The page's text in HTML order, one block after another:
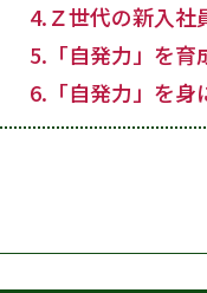
4.Ｚ世代の新入社
5.「自発力」を育
6.「自発力」を身